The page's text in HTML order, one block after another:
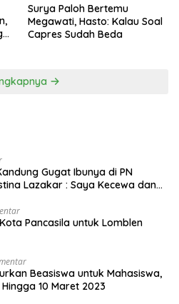
Surya Paloh Bertemu
Megawati, Hasto: Kalau Soal
Capres Sudah Beda
Gugat Ibunya di PN
Lazakar : Saya Kecewa dan
Pancasila untuk Lomblen
Beasiswa untuk Mahasiswa,
10 Maret 2023